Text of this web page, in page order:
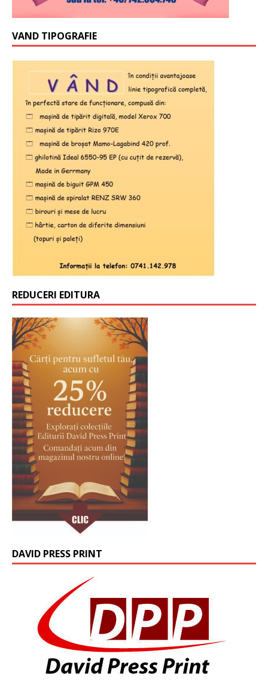
VAND TIPOGRAFIE
REDUCERI EDITURA
DAVID PRESS PRINT